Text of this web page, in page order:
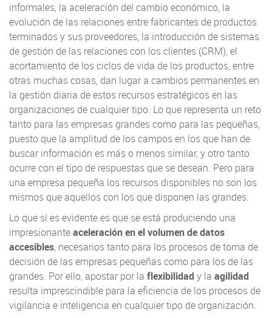
informales, la aceleración del cambio económico, la
evolución de las relaciones entre fabricantes de productos
terminados y sus proveedores, la introducción de sistemas
de gestión de las relaciones con los clientes (CRM), el
acortamiento de los ciclos de vida de los productos, entre
otras muchas cosas, dan lugar a cambios permanentes en
la gestión diaria de estos recursos estratégicos en las
organizaciones de cualquier tipo. Lo que representa un reto
tanto para las empresas grandes como para las pequeñas,
puesto que la amplitud de los campos en los que han de
buscar información es más o menos similar, y otro tanto
ocurre con el tipo de respuestas que se desean. Pero para
una empresa pequeña los recursos disponibles no son los
mismos que aquellos con los que disponen las grandes.
Lo que sí es evidente es que se está produciendo una
impresionanteaceleración en el volumen de datos
accesibles, necesarios tanto para los procesos de toma de
decisión de las empresas pequeñas como para los de las
grandes. Por ello, apostar por la flexibilidad y la agilidad
resulta imprescindible para la eficiencia de los procesos de
vigilancia e inteligencia en cualquier tipo de organización.